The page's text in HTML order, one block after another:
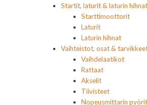
Startit, laturit & laturin hihnat
Starttimoottorit
Laturit
Laturin hihnat
Vaihteistot, osat &
Vaihdelaatikot
Rattaat
Akselit
Tiivisteet
Nopeusmittarin